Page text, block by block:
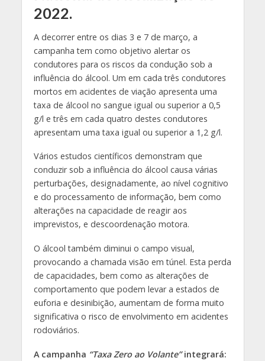
2022.
A decorrer entre os dias 3 e 7 de março, a
campanha tem como objetivo alertar os
condutores para os riscos da condução sob a
influência do álcool. Um em cada três condutores
mortos em acidentes de viação apresenta uma
taxa de álcool no sangue igual ou superior a 0,5
g/l e três em cada quatro destes condutores
apresentam uma taxa igual ou superior a 1,2 g/l.
Vários estudos científicos demonstram que
conduzir sob a influência do álcool causa várias
perturbações, designadamente, ao nível cognitivo
e do processamento de informação, bem como
alterações na capacidade de reagir aos
imprevistos, e descoordenação motora.
O álcool também diminui o campo visual,
provocando a chamada visão em túnel. Esta perda
de capacidades, bem como as alterações de
comportamento que podem levar a estados de
euforia e desinibição, aumentam de forma muito
significativa o risco de envolvimento em acidentes
rodoviários.
A campanha “Taxa Zero ao Volante”integrará: